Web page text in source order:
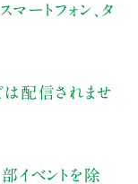
ートフォン、タ
は配信されませ
イベントを除